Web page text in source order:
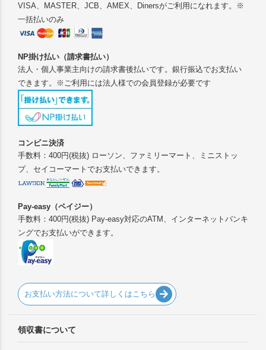
VISA、MASTER、JCB、AMEX、Dinersがご利用になれます。※
一括払いのみ
NP掛け払い（請求書払い）
法人・個人事業主向けの請求書後払いです。銀行振込でお支払い
できます。※ご利用には法人様での会員登録が必要です
コンビニ決済
手数料：400円(税抜) ローソン、ファミリーマート、ミニストッ
プ、セイコーマートでお支払いできます。
Pay-easy（ペイジー）
手数料：400円(税抜) Pay-easy対応のATM、インターネットバンキ
ングでお支払いができます。
お支払い方法について詳しくはこちら
領収書について